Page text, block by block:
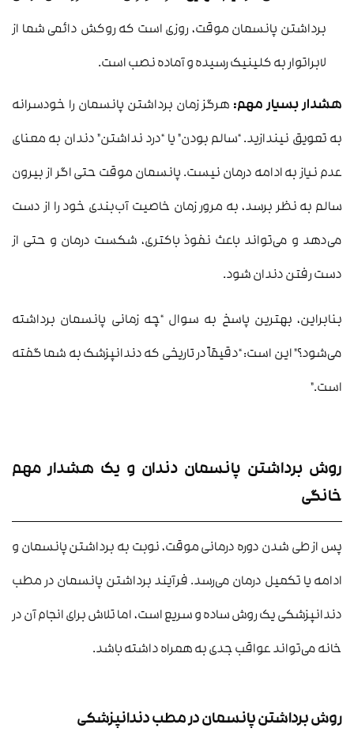
برداشتن پانسمان موقت، روزی است که روکش دائمی شما از
لابراتوار به کلینیک رسیده و آماده نصب است.
هشدار بسیار مهم: هرگز زمان برداشتن پانسمان را خودسرانه
به تعویق نیندازید. “سالم بودن” یا “درد نداشتن” دندان به معنای
عدم نیاز به ادامه درمان نیست. پانسمان موقت حتی اگر از بیرون
سالم به نظر برسد، به مرور زمان خاصیت آب‌بندی خود را از دست
می‌دهد و می‌تواند باعث نفوذ باکتری، شکست درمان و حتی از
دست رفتن دندان شود.
بنابراین، بهترین پاسخ به سوال “چه زمانی پانسمان برداشته
می‌شود؟” این است: “دقیقاً در تاریخی که دندانپزشک به شما گفته
است.”
روش برداشتن پانسمان دندان و یک هشدار مهم
خانگی
پس از طی شدن دوره درمانی موقت، نوبت به برداشتن پانسمان و
ادامه یا تکمیل درمان می‌رسد. فرآیند برداشتن پانسمان در مطب
دندانپزشکی یک روش ساده و سریع است، اما تلاش برای انجام آن در
خانه می‌تواند عواقب جدی به همراه داشته باشد.
روش برداشتن پانسمان در مطب دندانپزشکی